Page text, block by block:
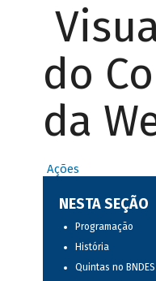
do
da
Ações
NESTA SEÇÃO
Programação
História
Quintas no BNDES